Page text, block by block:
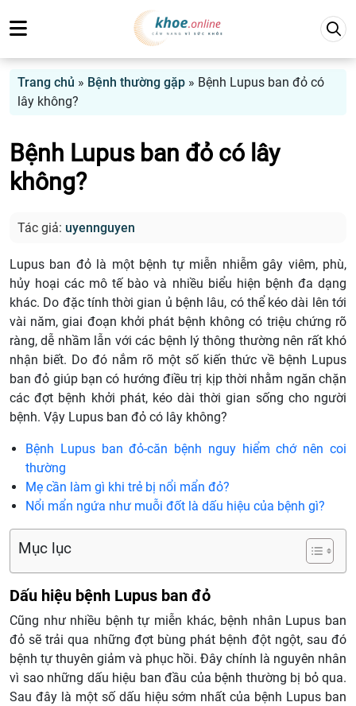
Trang chủ » Bệnh thường gặp » Bệnh Lupus ban đỏ có
lây không?
Bệnh Lupus ban đỏ có lây
không?
Tác giả: uyennguyen
Lupus ban đỏ là một bệnh tự miễn nhiễm gây viêm, phù,
hủy hoại các mô tế bào và nhiều biểu hiện bệnh đa dạng
khác. Do đặc tính thời gian ủ bệnh lâu, có thể kéo dài lên tới
vài năm, giai đoạn khởi phát bệnh không có triệu chứng rõ
ràng, dễ nhầm lẫn với các bệnh lý thông thường nên rất khó
nhận biết. Do đó nắm rõ một số kiến thức về bệnh Lupus
ban đỏ giúp bạn có hướng điều trị kịp thời nhằm ngăn chặn
các đợt bệnh khởi phát, kéo dài thời gian sống cho người
bệnh. Vậy Lupus ban đỏ có lây không?
Bệnh Lupus ban đỏ-căn bệnh nguy hiểm chớ nên coi
thường
Mẹ cần làm gì khi trẻ bị nổi mẩn đỏ?
Nổi mẩn ngứa như muỗi đốt là dấu hiệu của bệnh gì?
Mục lục
Dấu hiệu bệnh Lupus ban đỏ
Cũng như nhiều bệnh tự miễn khác, bệnh nhân Lupus ban
đỏ sẽ trải qua những đợt bùng phát bệnh đột ngột, sau đó
bệnh tự thuyên giảm và phục hồi. Đây chính là nguyên nhân
vì sao những dấu hiệu ban đầu của bệnh thường bị bỏ qua.
Sau đây là một số dấu hiệu sớm nhất của bệnh Lupus ban